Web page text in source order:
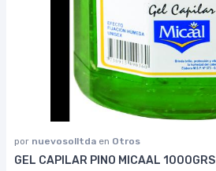
por nuevosolltda en Otros
GEL CAPILAR PINO MICAAL 1000GRS